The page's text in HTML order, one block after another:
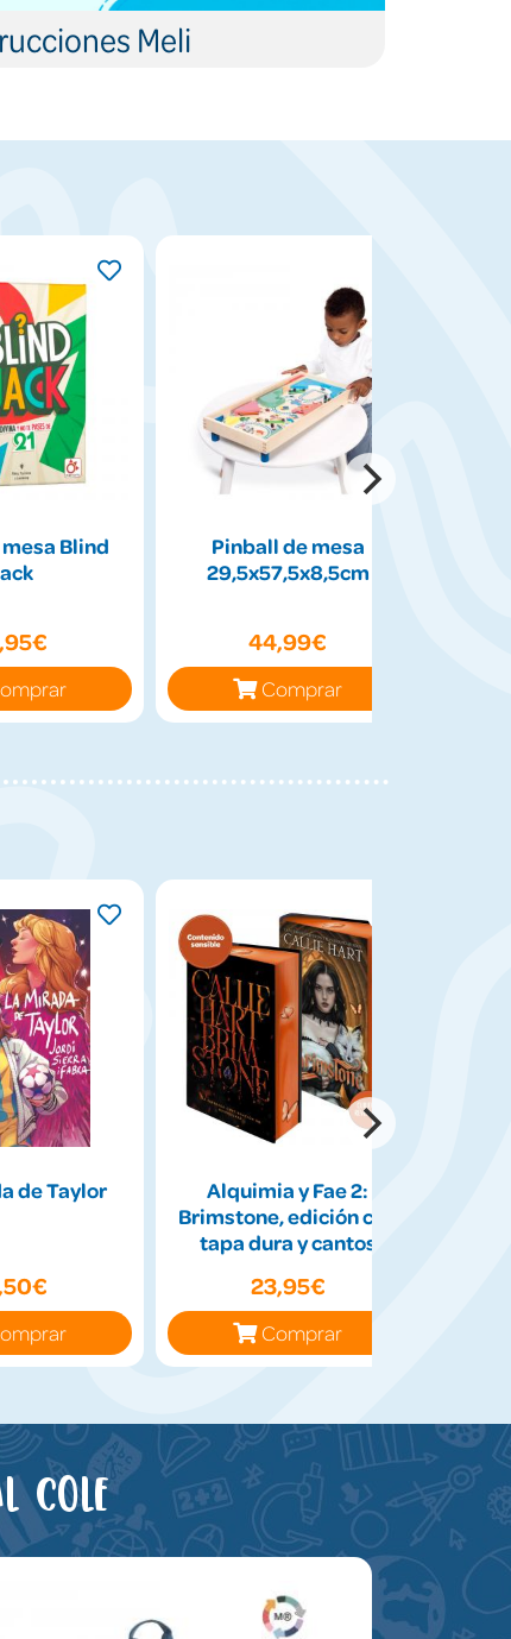
Meli
Blind
Pinball de mesa
29,5x57,5x8,5cm
44,99€
Comprar
de Taylor
Alquimia y Fae 2:
Brimstone, edición con
tapa dura y cantos
23,95€
Comprar
cole